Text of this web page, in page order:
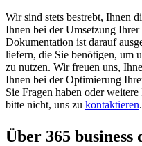
Wir sind stets bestrebt, Ihnen
Ihnen bei der Umsetzung
Dokumentation ist darauf
liefern, die Sie benötigen, um
zu nutzen. Wir freuen uns,
Ihnen bei der Optimierung
Sie Fragen haben oder
bitte nicht, uns zu kontaktieren.
Über 365 business